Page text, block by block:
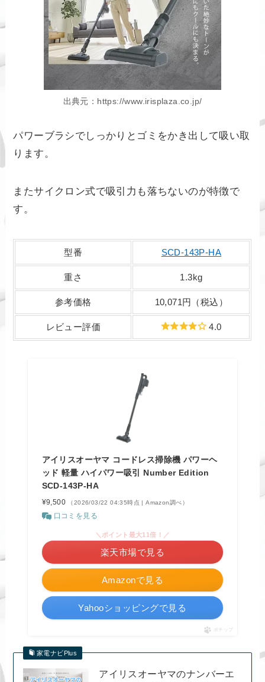
出典元：https://www.irisplaza.co.jp/
パワーブラシでしっかりとゴミをかき出して吸い取
ります。
またサイクロン式で吸引力も落ちないのが特徴で
す。
型番 SCD-143P-HA
重さ 1.3kg
参考価格 10,071円（税込）
レビュー評価 4.0
アイリスオーヤマ コードレス掃除機 パワーヘ
ッド 軽量 ハイパワー吸引 Number Edition
SCD-143P-HA
¥9,500 （2026/03/22 04:35時点 | Amazon調べ）
口コミを見る
Amazonで見る
＼ポイント最大11倍！／
楽天市場で見る
Yahooショッピングで見る
ポチップ
家電ナビPlus
アイリスオーヤマのナンバーエ